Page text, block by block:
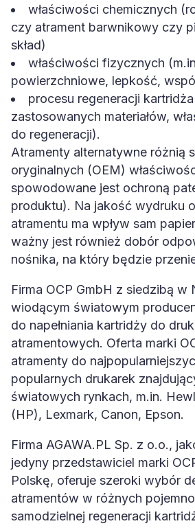
właściwości chemicznych
czy atrament barwnikowy czy
skład)
właściwości fizycznych
powierzchniowe, lepkość,
procesu regeneracji
zastosowanych materiałów,
do regeneracji).
Atramenty alternatywne różnią
oryginalnych (OEM)
spowodowane jest ochroną
produktu). Na jakość wydruku
atramentu ma wpływ sam
ważny jest również dobór
nośnika, na który będzie
Firma OCP GmbH z siedzibą w
wiodącym światowym
do napełniania kartridży do
atramentowych. Oferta marki
atramenty do
popularnych drukarek
światowych rynkach, m.in.
(HP), Lexmark, Canon, Epson.
Firma AGAWA.PL Sp. z o.o.,
jedyny przedstawiciel marki
Polskę, oferuje szeroki wybór
atramentów w różnych
samodzielnej regeneracji